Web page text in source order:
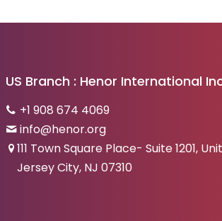
US Branch : Henor International
+1 908 674 4069
info@henor.org
111 Town Square Place- Suite 1201,
Jersey City, NJ 07310